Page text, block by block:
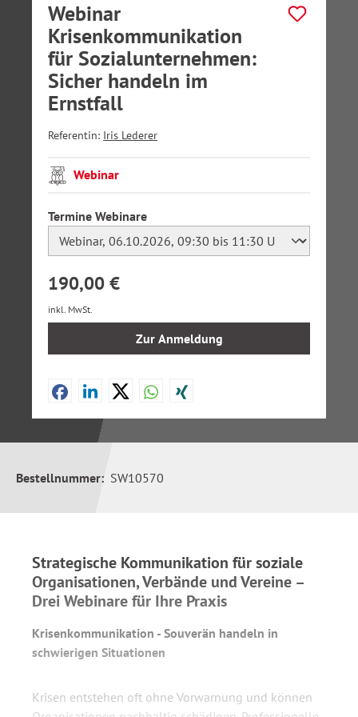
Webinar
Krisenkommunikation
für Sozialunternehmen:
Sicher handeln im
Ernstfall
Referentin: Iris Lederer
Webinar
Termine Webinareauswählen
190,00 €
inkl. MwSt.
Zur Anmeldung
Bestellnummer: SW10570
Strategische Kommunikation für soziale
Organisationen, Verbände und Vereine –
Drei Webinare für Ihre Praxis
Krisenkommunikation - Souverän handeln in
schwierigen Situationen
Krisen entstehen oft ohne Vorwarnung und können